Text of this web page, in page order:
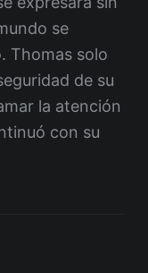
se
Thomas solo
de su
la atención
con su